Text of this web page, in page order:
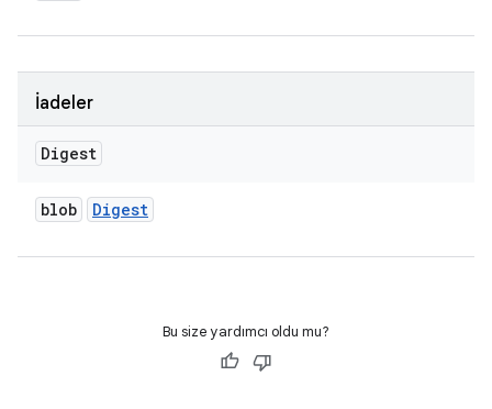
İadeler
Digest
blob Digest
Bu size yardımcı oldu mu?